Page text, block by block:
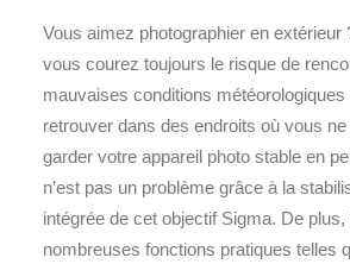
Vous aimez photographier en extérieur
vous courez toujours le risque de
mauvaises conditions météorologiques
retrouver dans des endroits où vous
garder votre appareil photo stable en
n’est pas un problème grâce à la
intégrée de cet objectif Sigma. De
nombreuses fonctions pratiques telles